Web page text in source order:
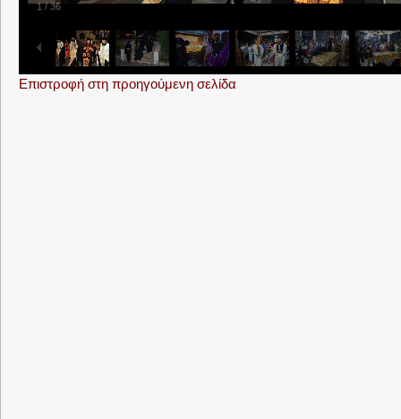
1/36
Επιστροφή στη προηγούμενη σελίδα